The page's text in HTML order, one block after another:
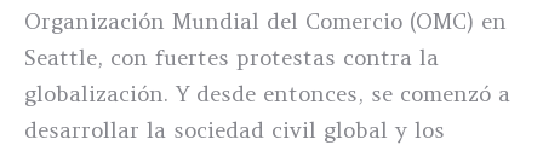
Organización Mundial del Comercio (OMC) en
Seattle, con fuertes protestas contra la
globalización. Y desde entonces, se comenzó a
desarrollar la sociedad civil global y los